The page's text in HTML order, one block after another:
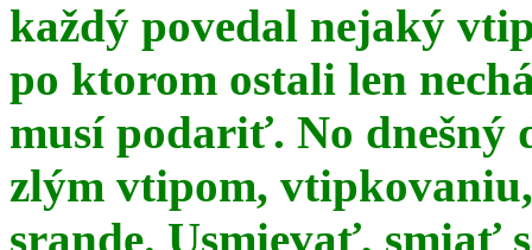
každý povedal nejaký
po ktorom ostali len
musí podariť. No dnešný
zlým vtipom,
srande. Usmievať, smiať